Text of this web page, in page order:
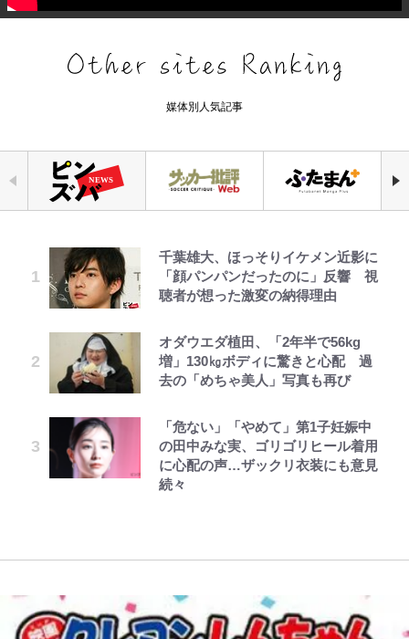
媒体別人気記事
千葉雄大、ほっそりイケメン近影に
「顔パンパンだったのに」反響 視
聴者が想った激変の納得理由
オダウエダ植田、「2年半で56kg
増」130㎏ボディに驚きと心配 過
去の「めちゃ美人」写真も再び
「危ない」「やめて」第1子妊娠中
の田中みな実、ゴリゴリヒール着用
に心配の声…ザックリ衣装にも意見
続々
浦和と千葉の首をかしげる主力放
出、柏リカルドの下で新加入2人が
化ける！Jリーグに必要な外国人選
制｣の大激論】(4)
W杯クオーター制への大反発か、
の野望と2度のオウンゴール、来年
3月の会長選】(3)
｢めーっちゃオシャじゃん｣中田英
「自分の絵ごと、このジャンルはそ
ろそろ終わりかな」江口寿史が炎上
を経て樋口毅宏に語ったこと
ファミマと『VIVANT』第2シーズ
ンのコラボがスタート！ “別班饅
頭”や限定グッズ登場にファン感激
『ONE PIECE』今後の展開に絡ん
できそうな「意味深な表紙連載」
「神」エネルの月での展開に、元王
公式-ヒロインが来る前に妊娠しま
した~詰んだはずの悪役令嬢です
が、どうやら違うようです~ 第1話
公式-婚約破棄されたのでお掃除メ
イドになったら笑わない貴公子様に
溺愛されました 第27話(3)
公式-だって、あなたが浮気をした
から 第9話(1)
空の轍と大地の雲と 第1回
第3回 出版までの道のり・その2
レビュー『仮面家族』悠木シュン・
著
荒々しい「火山帯」の一端にいるこ
とを体感！ 登頂約10分でも大迫力
「吾妻小富士」火口を1周する「1
ポ【福島県福島市】
アユは「怒らせて掛ける」魚だっ
おもしろさを知る
やってはいけない！「キャンプツー
リング」での「NGパッキング」7
錦織一清の写真集はなぜ私服なの
か…高級ブランドをやめ等身大の自
分を表現する現在「ちゃんとおじい
誹謗中傷も「『そうせざるを得ない
事情』がある」…山尾志桜里が
武田久美子が語る23年ぶり写真集
の裏側…57歳の妥協なき美ボディ
と「貝殻水着」を超える伝説の衣装
でっかい男になりたいゾ
浅草は日本の心だゾ
ボンジュールでポンジュースだゾ